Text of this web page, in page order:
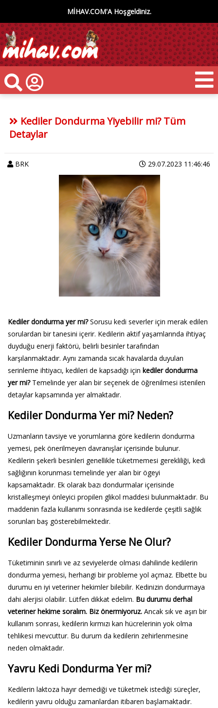
MİHAV.COM'A Hoşgeldiniz.
Kediler Dondurma Yiyebilir mi? Tüm
Detaylar
BRK 29.07.2023 11:46:46
Kediler dondurma yer mi?Sorusu kedi severler için merak edilen
sorulardan bir tanesini içerir. Kedilerin aktif yaşamlarında ihtiyaç
duyduğu enerji faktörü, belirli besinler tarafından
karşılanmaktadır. Aynı zamanda sıcak havalarda duyulan
serinleme ihtiyacı, kedileri de kapsadığı için kediler dondurma
yer mi?Temelinde yer alan bir seçenek de öğrenilmesi istenilen
detaylar kapsamında yer almaktadır.
Kediler Dondurma Yer mi? Neden?
Uzmanların tavsiye ve yorumlarına göre kedilerin dondurma
yemesi, pek önerilmeyen davranışlar içerisinde bulunur.
Kedilerin şekerli besinleri genellikle tüketmemesi gerekliliği, kedi
sağlığının korunması temelinde yer alan bir ögeyi
kapsamaktadır. Ek olarak bazı dondurmalar içerisinde
kristalleşmeyi önleyici propilen glikol maddesi bulunmaktadır. Bu
maddenin fazla kullanımı sonrasında ise kedilerde çeşitli sağlık
sorunları baş gösterebilmektedir.
Kediler Dondurma Yerse Ne Olur?
Tüketiminin sınırlı ve az seviyelerde olması dahilinde kedilerin
dondurma yemesi, herhangi bir probleme yol açmaz. Elbette bu
durumu en iyi veteriner hekimler bilebilir. Kedinizin dondurmaya
dahi alerjisi olabilir. Lütfen dikkat edelim. Bu durumu derhal
veteriner hekime soralım. Biz önermiyoruz.Ancak sık ve aşırı bir
kullanım sonrası, kedilerin kırmızı kan hücrelerinin yok olma
tehlikesi mevcuttur. Bu durum da kedilerin zehirlenmesine
neden olmaktadır.
Yavru Kedi Dondurma Yer mi?
Kedilerin laktoza hayır demediği ve tüketmek istediği süreçler,
kedilerin yavru olduğu zamanlardan itibaren başlamaktadır.